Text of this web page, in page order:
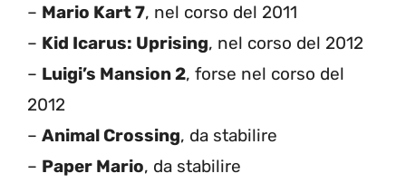
– Mario Kart 7, nel corso del 2011
– Kid Icarus: Uprising, nel corso del 2012
– Luigi’s Mansion 2, forse nel corso del
2012
– Animal Crossing, da stabilire
– Paper Mario, da stabilire